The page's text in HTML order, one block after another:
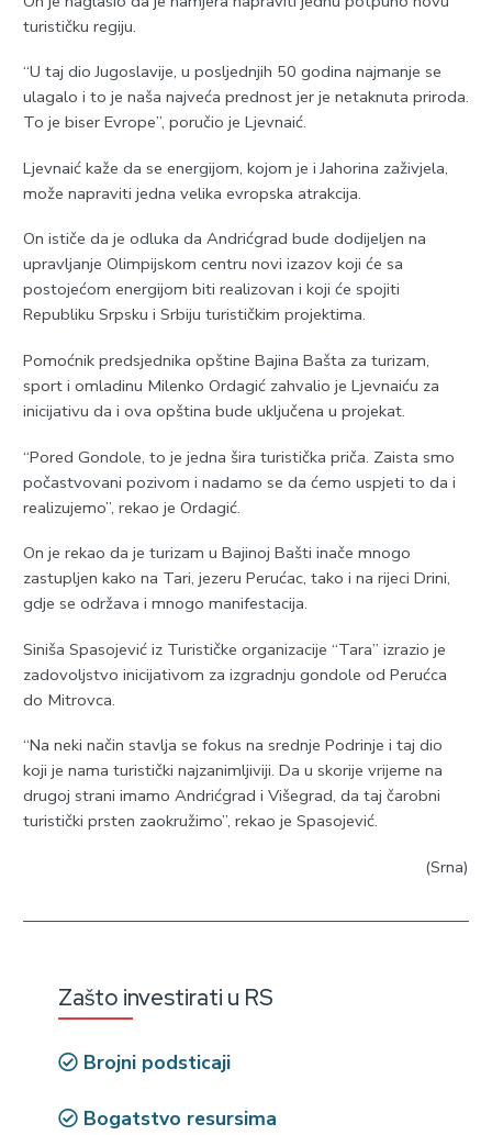
turističku regiju.
“U taj dio Jugoslavije, u posljednjih 50 godina najmanje se
ulagalo i to je naša najveća prednost jer je netaknuta priroda.
To je biser Evrope”, poručio je Ljevnaić.
Ljevnaić kaže da se energijom, kojom je i Jahorina zaživjela,
može napraviti jedna velika evropska atrakcija.
On ističe da je odluka da Andrićgrad bude dodijeljen na
upravljanje Olimpijskom centru novi izazov koji će sa
postojećom energijom biti realizovan i koji će spojiti
Republiku Srpsku i Srbiju turističkim projektima.
Pomoćnik predsjednika opštine Bajina Bašta za turizam,
sport i omladinu Milenko Ordagić zahvalio je Ljevnaiću za
inicijativu da i ova opština bude uključena u projekat.
“Pored Gondole, to je jedna šira turistička priča. Zaista smo
počastvovani pozivom i nadamo se da ćemo uspjeti to da i
realizujemo”, rekao je Ordagić.
On je rekao da je turizam u Bajinoj Bašti inače mnogo
zastupljen kako na Tari, jezeru Perućac, tako i na rijeci Drini,
gdje se održava i mnogo manifestacija.
Siniša Spasojević iz Turističke organizacije “Tara” izrazio je
zadovoljstvo inicijativom za izgradnju gondole od Perućca
do Mitrovca.
“Na neki način stavlja se fokus na srednje Podrinje i taj dio
koji je nama turistički najzanimljiviji. Da u skorije vrijeme na
drugoj strani imamo Andrićgrad i Višegrad, da taj čarobni
turistički prsten zaokružimo”, rekao je Spasojević.
(Srna)
Zašto investirati u RS
Brojni podsticaji
Bogatstvo resursima